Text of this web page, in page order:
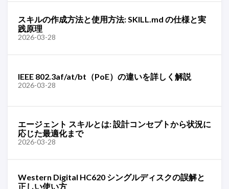
スキルの作成方法と使用方法: SKILL.md の仕様と実
践原理
2026-03-28
IEEE 802.3af/at/bt（PoE）の違いを詳しく解説
2026-03-28
エージェント スキルとは: 設計コンセプトから状況に
応じた最適化まで
2026-03-28
Western Digital HC620 シングルディスクの誤解と
正しい使い方